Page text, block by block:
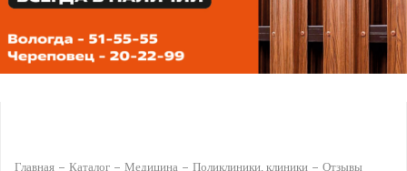
Главная Каталог Медицина Поликлиники, клиники Отзывы